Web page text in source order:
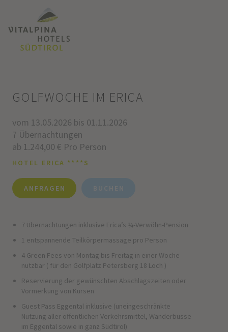
GOLFWOCHE IM ERICA
vom 13.05.2026 bis 01.11.2026
7 Übernachtungen
ab 1.244,00 € Pro Person
HOTEL ERICA ****S
ANFRAGEN BUCHEN
7 Übernachtungen inklusive Erica’s ¾-Verwöhn-Pension
1 entspannende Teilkörpermassage pro Person
4 Green Fees von Montag bis Freitag in einer Woche
nutzbar ( für den Golfplatz Petersberg 18 Loch )
Reservierung der gewünschten Abschlagszeiten oder
Vormerkung von Kursen
Guest Pass Eggental inklusive (uneingeschränkte
Nutzung aller öffentlichen Verkehrsmittel, Wanderbusse
im Eggental sowie in ganz Südtirol)